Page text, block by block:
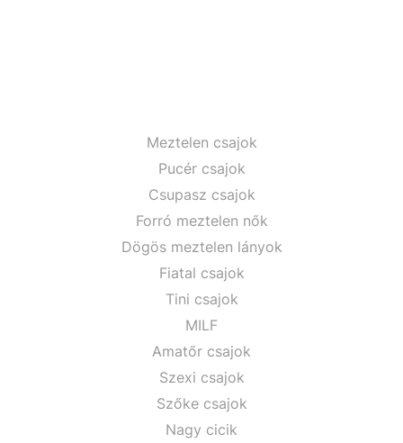
Meztelen csajok
Pucér csajok
Csupasz csajok
Forró meztelen nők
Dögös meztelen lányok
Fiatal csajok
Tini csajok
MILF
Amatőr csajok
Szexi csajok
Szőke csajok
Nagy cicik